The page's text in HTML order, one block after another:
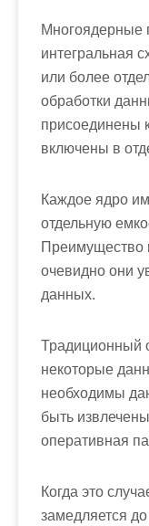
Многоядерные
интегральная
или более
обработки
присоединены
включены в
Каждое ядро
отдельную
Преимущество
очевидно они
данных.
Традиционный
некоторые
необходимы
быть извлечены
оперативная
Когда это
замедляется